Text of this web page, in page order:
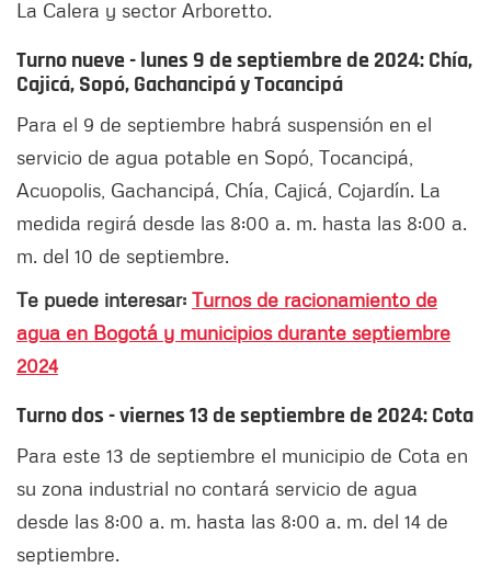
La Calera y sector Arboretto.
Turno nueve - lunes 9 de septiembre de 2024:Chía,
Cajicá, Sopó, Gachancipá y Tocancipá
Para el 9 de septiembre habrá suspensión en el
servicio de agua potable en Sopó, Tocancipá,
Acuopolis, Gachancipá, Chía, Cajicá, Cojardín. La
medida regirá desde las 8:00 a. m. hasta las 8:00 a.
m. del 10 de septiembre.
Te puede interesar: Turnos de racionamiento de
agua en Bogotá y municipios durante septiembre
2024
Turno dos - viernes 13 de septiembre de 2024: Cota
Para este 13 de septiembre el municipio de Cota en
su zona industrial no contará servicio de agua
desde las 8:00 a. m. hasta las 8:00 a. m. del 14 de
septiembre.